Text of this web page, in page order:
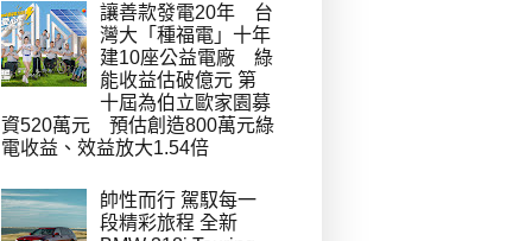
讓善款發電20年 台
灣大「種福電」十年
建10座公益電廠 綠
能收益估破億元 第
十屆為伯立歐家園募
資520萬元 預估創造800萬元綠
電收益、效益放大1.54倍
帥性而行 駕馭每一
段精彩旅程 全新